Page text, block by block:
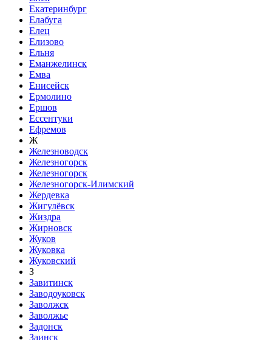
Екатеринбург
Елабуга
Елец
Елизово
Ельня
Еманжелинск
Емва
Енисейск
Ермолино
Ершов
Ессентуки
Ефремов
Ж
Железноводск
Железногорск
Железногорск
Железногорск-Илимский
Жердевка
Жигулёвск
Жиздра
Жирновск
Жуков
Жуковка
Жуковский
З
Завитинск
Заводоуковск
Заволжск
Заволжье
Задонск
Заинск